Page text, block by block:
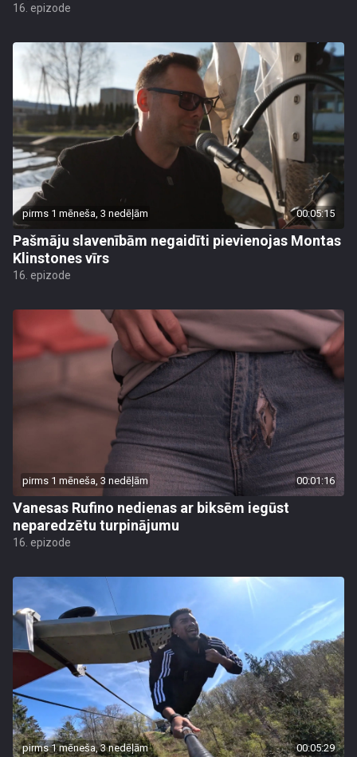
16. epizode
pirms 1 mēneša, 3 nedēļām 00:05:15
Pašmāju slavenībām negaidīti pievienojas Montas
Klinstones vīrs
16. epizode
pirms 1 mēneša, 3 nedēļām 00:01:16
Vanesas Rufino nedienas ar biksēm iegūst
neparedzētu turpinājumu
16. epizode
pirms 1 mēneša, 3 nedēļām 00:05:29